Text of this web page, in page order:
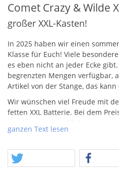
Comet Crazy & Wilde
großer XXL-Kasten!
In 2025 haben wir einen
Klasse für Euch! Viele
es eben nicht an jeder Ecke
begrenzten Mengen verfügbar,
Artikel von der Stange, das
Wir wünschen viel Freude mit
fetten XXL Batterie. Bei dem
rauskommt, obwohl Comet ja
Überraschungen gut ist. Viel
ganzen Text lesen